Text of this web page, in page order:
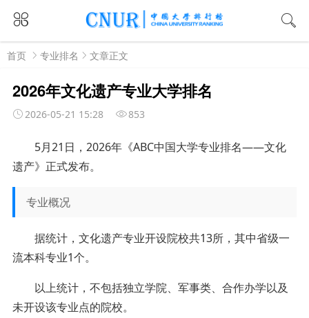
首页 专业排名 文章正文
2026年文化遗产专业大学排名
2026-05-21 15:28 853
5月21日，2026年《ABC中国大学专业排名——文化
遗产》正式发布。
专业概况
据统计，文化遗产专业开设院校共13所，其中省级一
流本科专业1个。
以上统计，不包括独立学院、军事类、合作办学以及
未开设该专业点的院校。